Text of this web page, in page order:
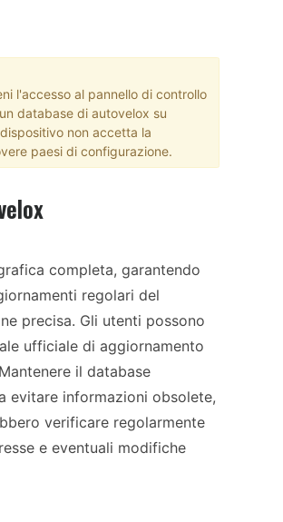
l'accesso al pannello di controllo
database di autovelox su
non accetta la
paesi di configurazione.
completa, garantendo
regolari del
precisa. Gli utenti possono
ufficiale di aggiornamento
il database
evitare informazioni obsolete,
verificare regolarmente
e eventuali modifiche